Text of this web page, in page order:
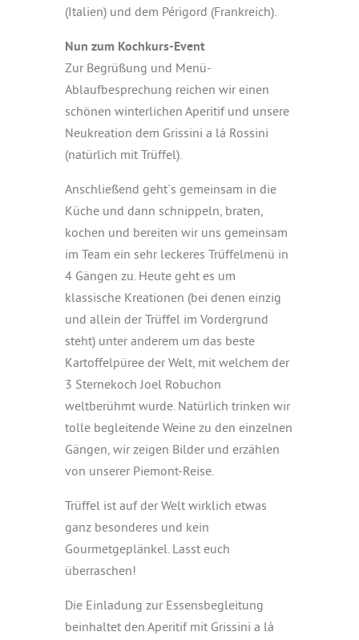
(Italien) und dem Périgord (Frankreich).
Nun zum Kochkurs-Event
Zur Begrüßung und Menü-
Ablaufbesprechung reichen wir einen
schönen winterlichen Aperitif und unsere
Neukreation dem Grissini a lá Rossini
(natürlich mit Trüffel).
Anschließend geht´s gemeinsam in die
Küche und dann schnippeln, braten,
kochen und bereiten wir uns gemeinsam
im Team ein sehr leckeres Trüffelmenü in
4 Gängen zu. Heute geht es um
klassische Kreationen (bei denen einzig
und allein der Trüffel im Vordergrund
steht) unter anderem um das beste
Kartoffelpüree der Welt, mit welchem der
3 Sternekoch Joel Robuchon
weltberühmt wurde. Natürlich trinken wir
tolle begleitende Weine zu den einzelnen
Gängen, wir zeigen Bilder und erzählen
von unserer Piemont-Reise.
Trüffel ist auf der Welt wirklich etwas
ganz besonderes und kein
Gourmetgeplänkel. Lasst euch
überraschen!
Die Einladung zur Essensbegleitung
beinhaltet den Aperitif mit Grissini a lá